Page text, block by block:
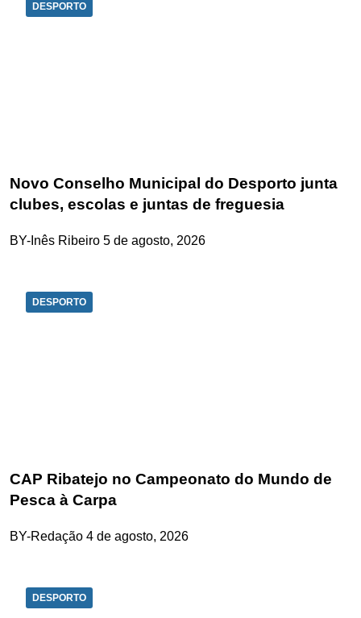
DESPORTO
Novo Conselho Municipal do Desporto junta
clubes, escolas e juntas de freguesia
BY-Inês Ribeiro 5 de agosto, 2026
DESPORTO
CAP Ribatejo no Campeonato do Mundo de
Pesca à Carpa
BY-Redação 4 de agosto, 2026
DESPORTO